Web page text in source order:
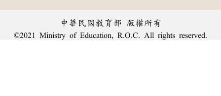
中華民國教育部 版權所有
©2021 Ministry of Education, R.O.C. All rights reserved.